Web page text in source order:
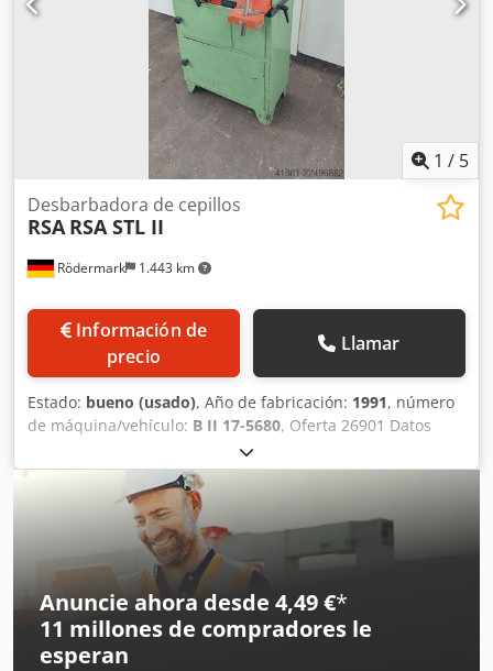
1 / 5
Rödermark 1.443 km
Desbarbadora de cepillos
RSA RSA STL II
Información de
precio
Llamar
Estado: bueno (usado), Año de fabricación: 1991, número
de máquina/vehículo: B II 17-5680, Oferta 26901 Datos
técnicos: - Diámetro del cepillo: 250 mm Csdpfjzrvxwsx
Agqsha - Ancho del cepillo: 60 mm - Velocidad del disco:
1500 / 3000 rpm - Motor: 400 V / 2,2 / 3,0 kW - Ajuste de la
profundidad del cepillo - Mesa de apoyo con ajuste de
altura - Altura de trabajo: 900 mm - Dimensiones
aproximadas: ancho 720 x alto 1150 x profundidad 450 mm
- Peso aproximado: 180 kg
Anuncie ahora desde 4,49 €*
11 millones de compradores le
esperan